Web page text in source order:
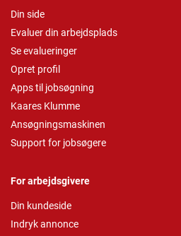
Din side
Evaluer din arbejdsplads
Se evalueringer
Opret profil
Apps til jobsøgning
Kaares Klumme
Ansøgningsmaskinen
Support for jobsøgere
For arbejdsgivere
Din kundeside
Indryk annonce